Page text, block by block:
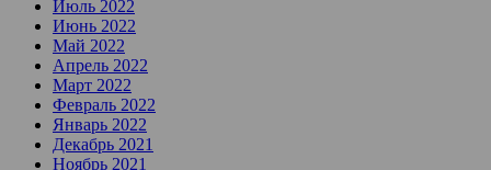
Июль 2022
Июнь 2022
Май 2022
Апрель 2022
Март 2022
Февраль 2022
Январь 2022
Декабрь 2021
Ноябрь 2021